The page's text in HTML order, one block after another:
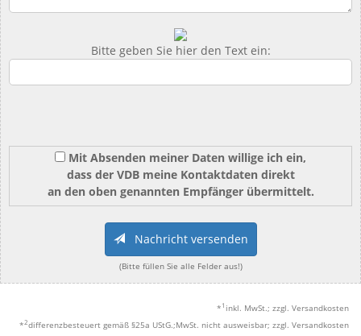
Bitte geben Sie hier den Text ein:
Mit Absenden meiner Daten willige ich ein,
dass der VDB meine Kontaktdaten direkt
an den oben genannten Empfänger übermittelt.
Nachricht versenden
(Bitte füllen Sie alle Felder aus!)
* 1 inkl. MwSt.; zzgl. Versandkosten
*2differenzbesteuert gemäß §25a UStG.;MwSt. nicht ausweisbar; zzgl. Versandkosten